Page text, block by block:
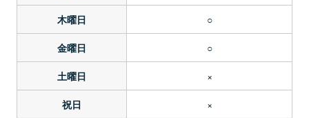
木曜日 ○
金曜日 ○
土曜日 ×
祝日 ×